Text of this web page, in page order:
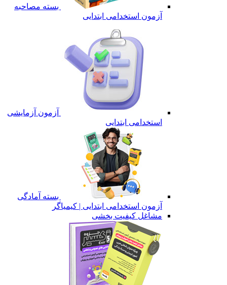
بسته مصاحبه
آزمون استخدامی ابتدایی
آزمون آزمایشی
استخدامی ابتدایی
بسته آمادگی
آزمون استخدامی ابتدایی | کیمیاگر
مشاغل کیفیت بخشی